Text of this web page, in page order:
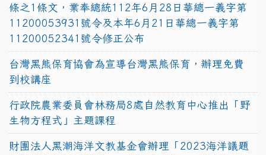
條之1條文，業奉總統112年6月28日華總一義字第
11200053931號令及本年6月21日華總一義字第
11200052341號令修正公布
台灣黑熊保育協會為宣導台灣黑熊保育，辦理免費
到校講座
行政院農業委員會林務局8處自然教育中心推出「野
生物方程式」主題課程
財團法人黑潮海洋文教基金會辦理「2023海洋議題